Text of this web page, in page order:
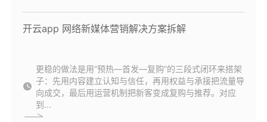
开云app 网络新媒体营销解决方案拆解
更稳的做法是用“预热—首发—复购”的三段式闭环来搭架
子：先用内容建立认知与信任，再用权益与承接把流量导
向成交，最后用运营机制把新客变成复购与推荐。对应
到...